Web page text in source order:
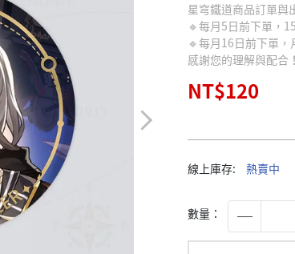
星穹鐵道商品訂單與
🔹每月5日前下單，
🔹每月16日前下單，
感謝您的理解與配合！
NT$120
線上庫存: 熱賣中
數量：